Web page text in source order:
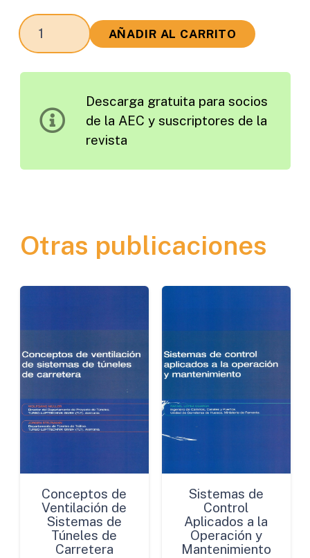
El
Codex
Camino
AÑADIR AL CARRITO
Descarga gratuita para socios
de la AEC y suscriptores de la
revista
Otras publicaciones
Conceptos de
Ventilación de
Sistemas de
Túneles de
Carretera
Sistemas de
Control
Aplicados a la
Operación y
Mantenimiento